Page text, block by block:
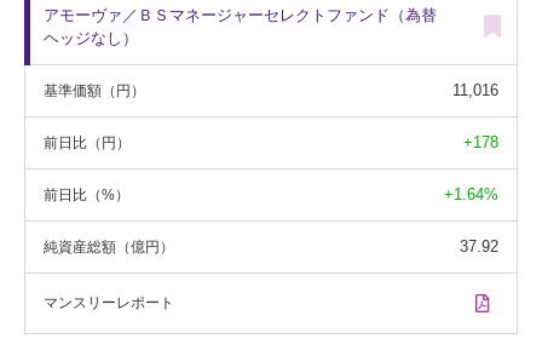
アモーヴァ／ＢＳマネージャーセレクトファンド（為替
ヘッジなし）
基準価額 （円） 11,016
前日比 （円） +178
前日比 （%） +1.64%
純資産総額 （億円） 37.92
マンスリーレポート